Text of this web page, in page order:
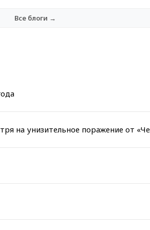
Все блоги →
на унизительное поражение от